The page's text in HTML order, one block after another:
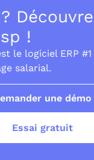
!
le logiciel ERP
salarial.
une démo
Essai gratuit